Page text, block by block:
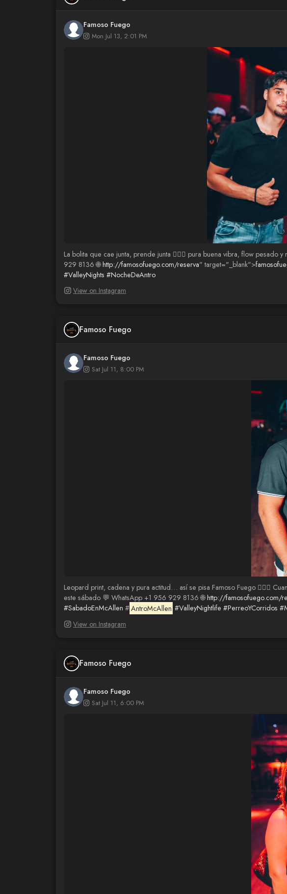
Famoso Fuego
Mon Jul 13, 2:01 PM
La bolita que cae junta, prende junta 😮‍💨🔥 pura buena vibra, flow
929 8136 🌐http://famosofuego.com/reserva" target="_blank">
#ValleyNights #NocheDeAntro
View on Instagram
Famoso Fuego
Famoso Fuego
Sat Jul 11, 8:00 PM
Leopard print, cadena y pura actitud… así se pisa Famoso Fuego 😮‍💨🔥
este sábado 💬 WhatsApp +1 956 929 8136 🌐http://famosofuego.com/
#SabadoEnMcAllen #AntroMcAllen #ValleyNightlife #PerreoYCorridos
View on Instagram
Famoso Fuego
Famoso Fuego
Sat Jul 11, 6:00 PM